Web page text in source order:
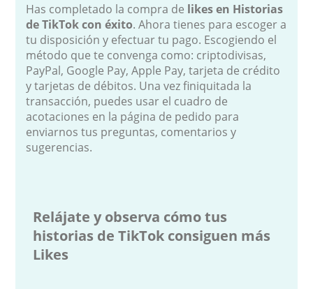
Has completado la compra de likes en Historias
de TikTok con éxito. Ahora tienes para escoger a
tu disposición y efectuar tu pago. Escogiendo el
método que te convenga como: criptodivisas,
PayPal, Google Pay, Apple Pay, tarjeta de crédito
y tarjetas de débitos. Una vez finiquitada la
transacción, puedes usar el cuadro de
acotaciones en la página de pedido para
enviarnos tus preguntas, comentarios y
sugerencias.
Relájate y observa cómo tus
historias de TikTok consiguen más
Likes